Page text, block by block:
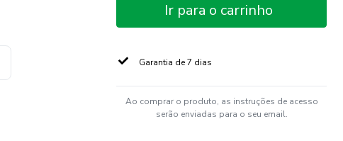
Ir para o carrinho
Garantia de 7 dias
Ao comprar o produto, as instruções de acesso
serão enviadas para o seu email.